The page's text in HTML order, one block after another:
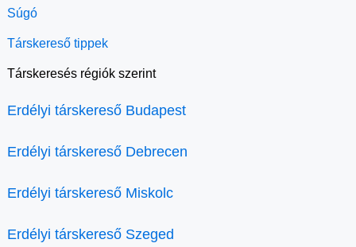
Súgó
Társkereső tippek
Társkeresés régiók szerint
Erdélyi társkereső Budapest
Erdélyi társkereső Debrecen
Erdélyi társkereső Miskolc
Erdélyi társkereső Szeged